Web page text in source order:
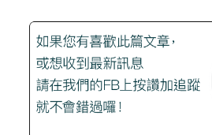
連絡
合作
訂閱